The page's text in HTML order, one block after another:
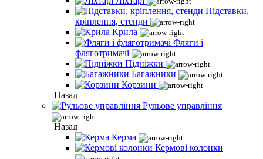
Підставки,
кріплення, стенди
Крила
Фляги і
фляготримачі
Підніжки
Багажники
Корзини
Назад
Рульове управління
Назад
Керма
Кермові колонки